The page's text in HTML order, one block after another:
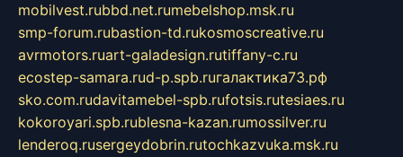
mobilvest.rubbd.net.rumebelshop.msk.ru
smp-forum.rubastion-td.rukosmoscreative.ru
avrmotors.ruart-galadesign.rutiffany-c.ru
ecostep-samara.rud-p.spb.ruгалактика73.рф
sko.com.rudavitamebel-spb.rufotsis.rutesiaes.ru
kokoroyari.spb.rublesna-kazan.rumossilver.ru
lenderoq.rusergeydobrin.rutochkazvuka.msk.ru